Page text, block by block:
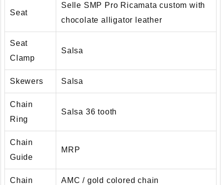
Seat
Selle SMP Pro Ricamata custom with
chocolate alligator leather
Seat
Clamp
Salsa
Skewers Salsa
Chain
Ring
Salsa 36 tooth
Chain
Guide
MRP
Chain AMC / gold colored chain